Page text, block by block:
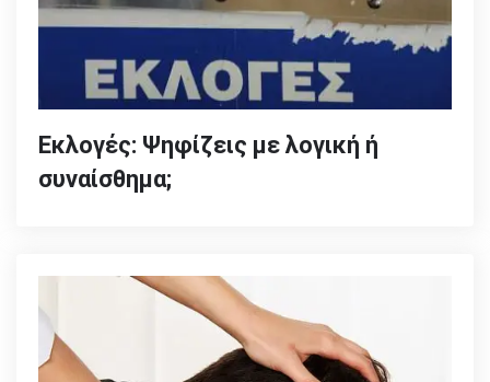
Εκλογές: Ψηφίζεις με λογική ή
συναίσθημα;